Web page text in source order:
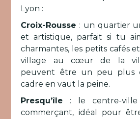
Lyon :
Croix-Rousse : un quartier
et artistique, parfait si tu
charmantes, les petits cafés
village au cœur de la
peuvent être un peu plus
cadre en vaut la peine.
Presqu’île : le centre-
commerçant, idéal pour